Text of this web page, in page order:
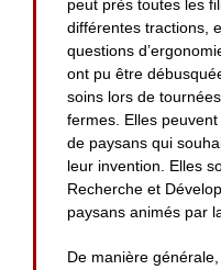
peut près toutes les
différentes tractions,
questions
ont pu être
soins lors de
fermes. Elles
de paysans qui
leur invention. Elles
Recherche et
paysans animés par
De manière